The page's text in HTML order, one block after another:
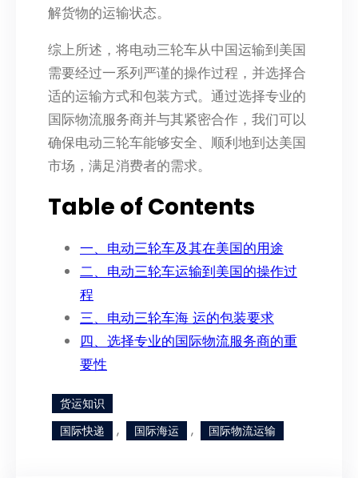
解货物的运输状态。
综上所述，将电动三轮车从中国运输到美国
需要经过一系列严谨的操作过程，并选择合
适的运输方式和包装方式。通过选择专业的
国际物流服务商并与其紧密合作，我们可以
确保电动三轮车能够安全、顺利地到达美国
市场，满足消费者的需求。
Table of Contents
一、电动三轮车及其在美国的用途
二、电动三轮车运输到美国的操作过
程
三、电动三轮车海 运的包装要求
四、选择专业的国际物流服务商的重
要性
货运知识
国际快递
, 国际海运 , 国际物流运输